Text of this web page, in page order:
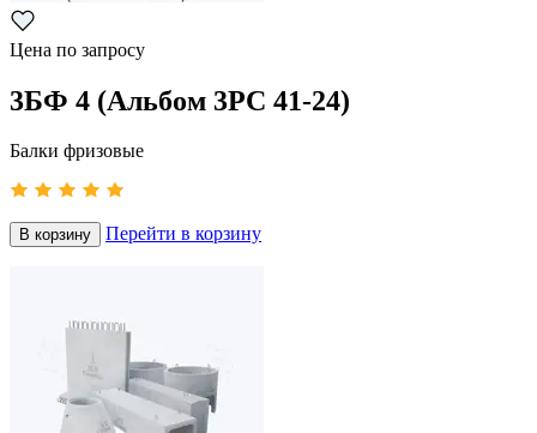
Цена по запросу
3БФ 4 (Альбом 3РС 41-24)
Балки фризовые
В корзину Перейти в корзину